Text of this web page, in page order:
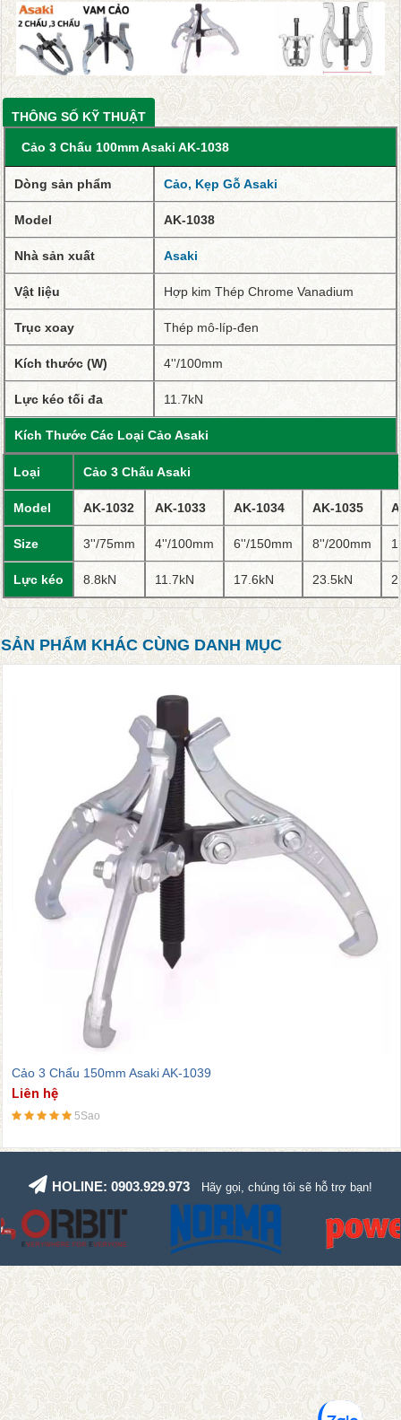
THÔNG SỐ KỸ THUẬT
Cảo 3 Chấu 100mm Asaki AK-1038
Dòng sản phẩm Cảo, Kẹp Gỗ Asaki
Model AK-1038
Nhà sản xuất Asaki
Vật liệu Hợp kim Thép Chrome Vanadium
Trục xoay Thép mô-líp-đen
Kích thước (W) 4''/100mm
Lực kéo tối đa 11.7kN
Kích Thước Các Loại Cảo Asaki
Loại Cảo 3 Chấu Asaki
Model AK-1032 AK-1033 AK-1034 AK-1035
Size 3''/75mm 4''/100mm 6''/150mm 8''/200mm
Lực kéo 8.8kN 11.7kN 17.6kN 23.5kN
SẢN PHẨM KHÁC CÙNG DANH MỤC
Cảo 3 Chấu 150mm Asaki AK-1039
Liên hệ
5Sao
HOLINE: 0903.929.973 Hãy gọi, chúng tôi sẽ hỗ trợ bạn!